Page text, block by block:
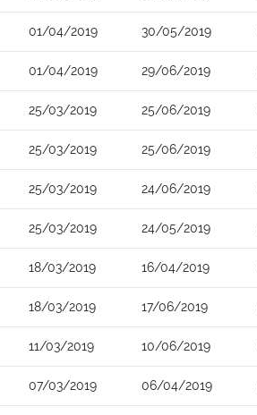
01/04/2019 30/05/2019
01/04/2019 29/06/2019
25/03/2019 25/06/2019
25/03/2019 25/06/2019
25/03/2019 24/06/2019
25/03/2019 24/05/2019
18/03/2019 16/04/2019
18/03/2019 17/06/2019
11/03/2019 10/06/2019
07/03/2019 06/04/2019